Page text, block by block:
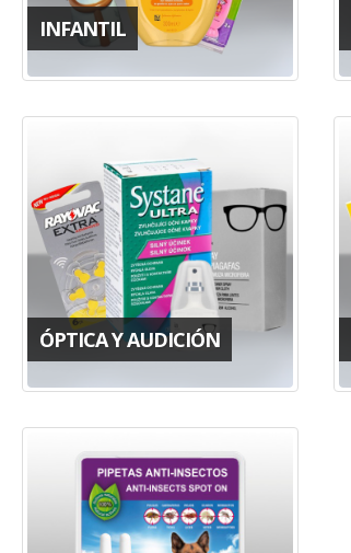
INFANTIL
ÓPTICA Y AUDICIÓN